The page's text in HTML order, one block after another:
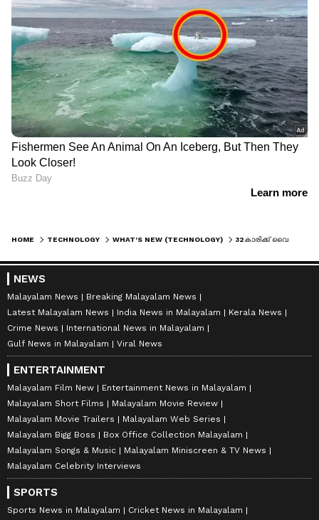
HOME TECHNOLOGY WHAT'S NEW (TECHNOLOGY)
NEWS
Malayalam News
Breaking Malayalam News
Latest Malayalam News
India News in Malayalam
Kerala News
Crime News
International News in Malayalam
Gulf News in Malayalam
Viral News
ENTERTAINMENT
Malayalam Film New
Entertainment News in Malayalam
Malayalam Short Films
Malayalam Movie Review
Malayalam Movie Trailers
Malayalam Web Series
Malayalam Bigg Boss
Box Office Collection Malayalam
Malayalam Songs & Music
Malayalam Miniscreen & TV News
Malayalam Celebrity Interviews
SPORTS
Sports News in Malayalam
Cricket News in Malayalam